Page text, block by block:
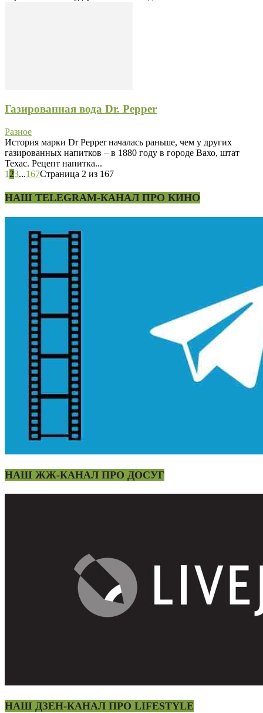
Газированная вода Dr. Pepper
Разное
История марки Dr Pepper началась раньше, чем у других
газированных напитков – в 1880 году в городе Вахо, штат
Техас. Рецепт напитка...
1 23...167Страница 2 из 167
НАШ TELEGRAM-КАНАЛ ПРО КИНО
НАШ ЖЖ-КАНАЛ ПРО ДОСУГ
НАШ ДЗЕН-КАНАЛ ПРО LIFESTYLE